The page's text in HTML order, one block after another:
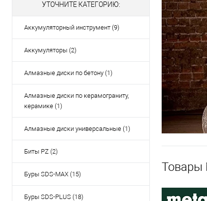
УТОЧНИТЕ КАТЕГОРИЮ:
Аккумуляторный инструмент (9)
Аккумуляторы (2)
Алмазные диски по бетону (1)
Алмазные диски по керамограниту,
керамике (1)
Алмазные диски универсальные (1)
Биты PZ (2)
Буры SDS-MAX (15)
Буры SDS-PLUS (18)
Товары